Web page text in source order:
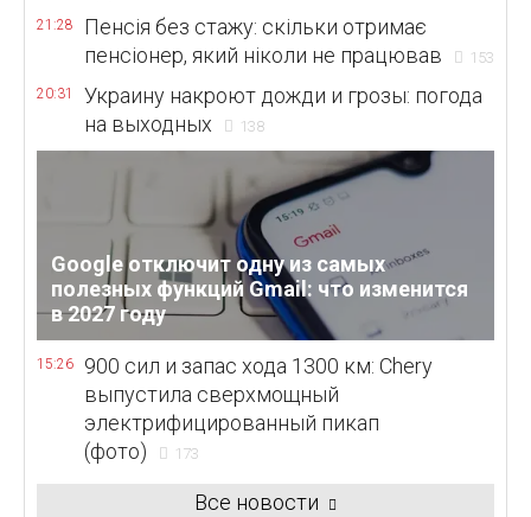
21:28
Пенсія без стажу: скільки отримає
пенсіонер, який ніколи не працював
153
20:31
Украину накроют дожди и грозы: погода
на выходных
138
Google отключит одну из самых
полезных функций Gmail: что изменится
в 2027 году
15:26
900 сил и запас хода 1300 км: Chery
выпустила сверхмощный
электрифицированный пикап
(фото)
173
Все новости